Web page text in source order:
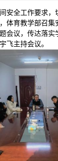
安全工作要求
体育教学部召
会议，传达落
飞主持会议。